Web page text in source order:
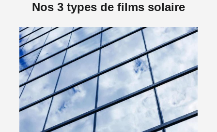
Nos 3 types de films solaire